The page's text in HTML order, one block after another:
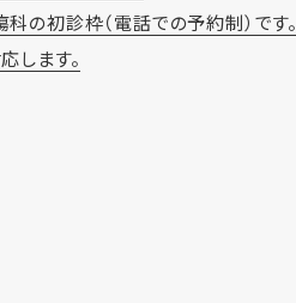
の初診枠（電話での予約制）です。
します。